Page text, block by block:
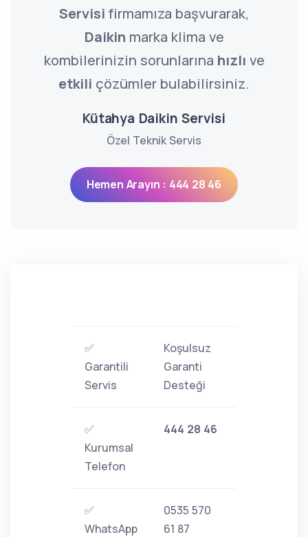
Servisi firmamıza başvurarak,
Daikin marka klima ve
kombilerinizin sorunlarına hızlı ve
etkili çözümler bulabilirsiniz.
Kütahya Daikin Servisi
Özel Teknik Servis
Hemen Arayın : 444 28 46
✅
Garantili
Servis
Koşulsuz
Garanti
Desteği
✅
Kurumsal
Telefon
444 28 46
✅
WhatsApp
0535 570
61 87